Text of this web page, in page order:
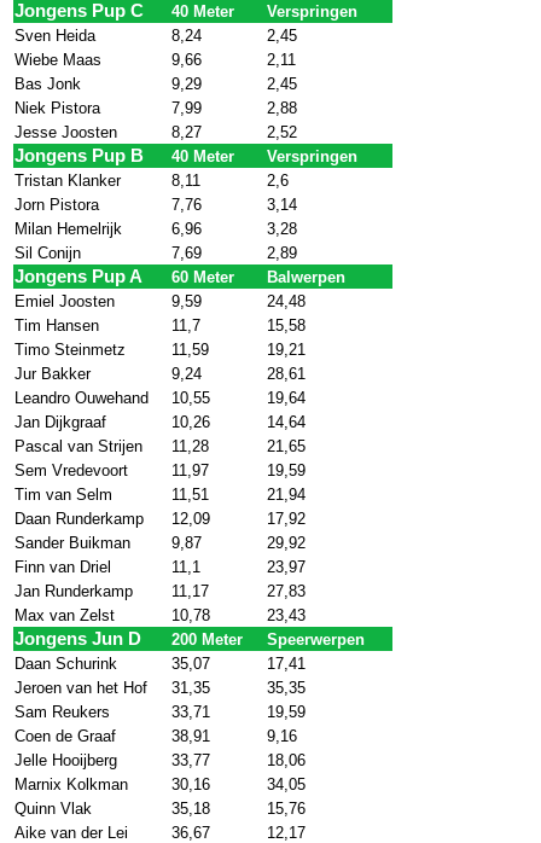
Jongens Pup C 40 Meter
Verspringen
Sven Heida
8,24
2,45
Wiebe Maas
9,66
2,11
Bas Jonk
9,29
2,45
Niek Pistora
7,99
2,88
Jesse Joosten
8,27 2,52
Jongens Pup B 40 Meter
Verspringen
Tristan Klanker
8,11
2,6
Jorn Pistora
7,76
3,14
Milan Hemelrijk
6,96
3,28
Sil Conijn
7,69 2,89
Jongens Pup A 60 Meter
Balwerpen
Emiel Joosten
9,59
24,48
Tim Hansen
11,7
15,58
Timo Steinmetz
11,59
19,21
Jur Bakker
9,24
28,61
Leandro Ouwehand
10,55
19,64
Jan Dijkgraaf
10,26
14,64
Pascal van Strijen
11,28
21,65
Sem Vredevoort
11,97
19,59
Tim van Selm
11,51
21,94
Daan Runderkamp
12,09
17,92
Sander Buikman
9,87
29,92
Finn van Driel
11,1
23,97
Jan Runderkamp
11,17
27,83
Max van Zelst
10,78 23,43
Jongens Jun D 200 Meter
Speerwerpen
Daan Schurink
35,07
17,41
Jeroen van het Hof
31,35
35,35
Sam Reukers
33,71
19,59
Coen de Graaf
38,91
9,16
Jelle Hooijberg
33,77
18,06
Marnix Kolkman
30,16
34,05
Quinn Vlak
35,18
15,76
Aike van der Lei
36,67 12,17